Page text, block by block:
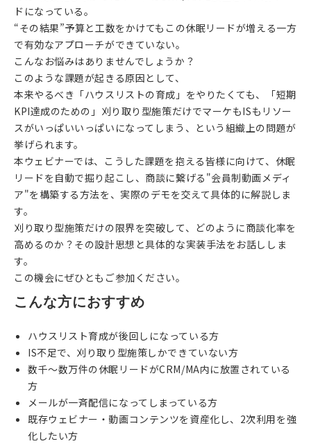
ドになっている。
“その結果”予算と工数をかけてもこの休眠リードが増える一方
で有効なアプローチができていない。
こんなお悩みはありませんでしょうか？
このような課題が起きる原因として、
本来やるべき「ハウスリストの育成」をやりたくても、「短期
KPI達成のための」刈り取り型施策だけでマーケもISもリソー
スがいっぱいいっぱいになってしまう、という組織上の問題が
挙げられます。
本ウェビナーでは、こうした課題を抱える皆様に向けて、休眠
リードを自動で掘り起こし、商談に繋げる"会員制動画メディ
ア"を構築する方法を、実際のデモを交えて具体的に解説しま
す。
刈り取り型施策だけの限界を突破して、どのように商談化率を
高めるのか？その設計思想と具体的な実装手法をお話ししま
す。
この機会にぜひともご参加ください。
こんな方におすすめ
ハウスリスト育成が後回しになっている方
IS不足で、刈り取り型施策しかできていない方
数千〜数万件の休眠リードがCRM/MA内に放置されている
方
メールが一斉配信になってしまっている方
既存ウェビナー・動画コンテンツを資産化し、2次利用を強
化したい方